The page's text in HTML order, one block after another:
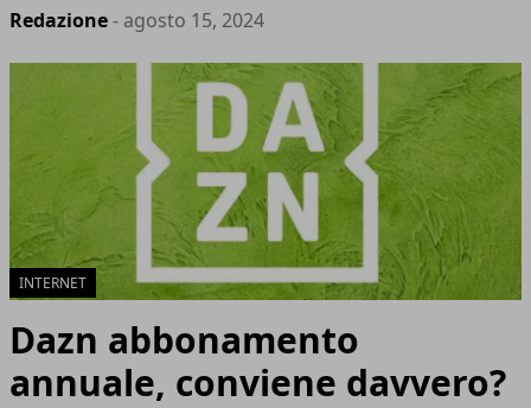
Redazione- agosto 15, 2024
INTERNET
Dazn abbonamento
annuale, conviene davvero?